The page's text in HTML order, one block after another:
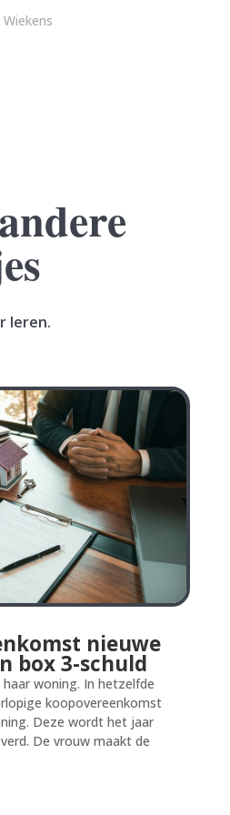
leren.
nieuwe
box 3-schuld
woning. In hetzelfde
koopovereenkomst
Deze wordt het jaar
De vrouw maakt de